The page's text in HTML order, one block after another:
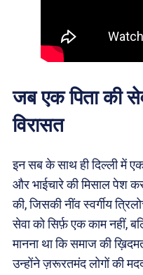
जब एक पिता की
विरासत
इन सब के साथ ही दिल्ली में
और भाईचारे की मिसाल पेश
की, जिसकी नींव स्वर्गीय
सेवा को सिर्फ़ एक काम नहीं,
मानना था कि समाज की
उन्होंने ज़रूरतमंद लोगों की